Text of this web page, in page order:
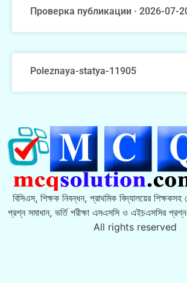
Проверка публикации · 2026-07-
Poleznaya-statya-11905
বিসিএস, শিক্ষক নিবন্ধন, প্রাথমিক বিদ্যালয়ের শিক্ষকসহ
প্রশ্ন সমাধান, ভর্তি পরীক্ষা এসএসসি ও এইচএসসির প্রশ্ন
All rights reserved